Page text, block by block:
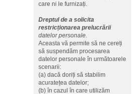
care ni le furnizați.
Dreptul de a solicita
restricționarea prelucrării
datelor personale.
Aceasta vă permite să ne cereți
să suspendăm procesarea
datelor personale în următoarele
scenarii:
(a) dacă doriți să stabilim
acuratețea datelor;
(b) în cazul în care utilizăm